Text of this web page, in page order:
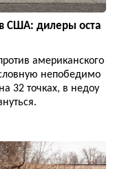
в США: дилеры оста
американского
непобедимо
32 точках, в недоу